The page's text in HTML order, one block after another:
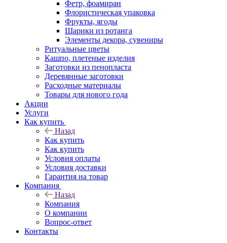
Фетр, фоамиран
Флористическая упаковка
Фрукты, ягоды
Шарики из ротанга
Элементы декора, сувениры
Ритуальные цветы
Кашпо, плетеные изделия
Заготовки из пенопласта
Деревянные заготовки
Расходные материалы
Товары для нового года
Акции
Услуги
Как купить
Назад
Как купить
Как купить
Условия оплаты
Условия доставки
Гарантия на товар
Компания
Назад
Компания
О компании
Вопрос-ответ
Контакты